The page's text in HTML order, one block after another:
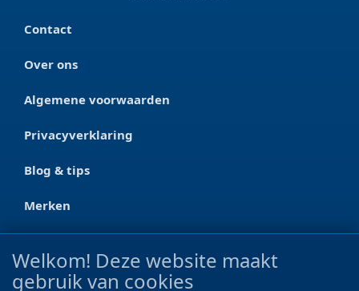
Contact
Over ons
Algemene voorwaarden
Privacyverklaring
Blog & tips
Merken
CONTACT
Ootmarsumseweg 125a
Welkom! Deze website maakt
gebruik van cookies